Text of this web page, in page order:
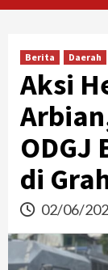
Berita Daerah
Aksi
ODGJ
di
02/06/